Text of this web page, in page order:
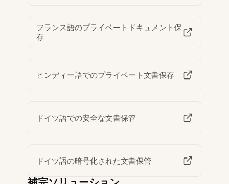
フランス語のプライベートドキュメント保
存
ヒンディー語でのプライベート文書保存
ドイツ語での安全な文書保管
ドイツ語の暗号化された文書保管